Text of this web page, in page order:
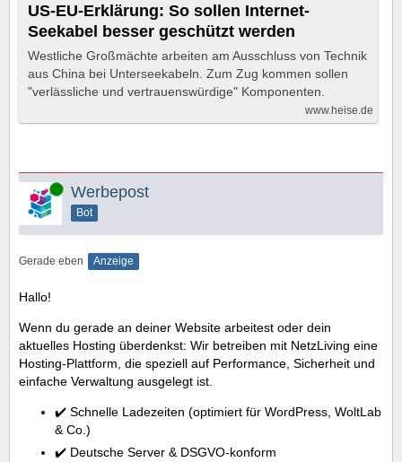
US-EU-Erklärung: So sollen Internet-
Seekabel besser geschützt werden
Westliche Großmächte arbeiten am Ausschluss von Technik
aus China bei Unterseekabeln. Zum Zug kommen sollen
"verlässliche und vertrauenswürdige" Komponenten.
www.heise.de
Online Werbepost
Bot
Gerade eben Anzeige
Hallo!
Wenn du gerade an deiner Website arbeitest oder dein
aktuelles Hosting überdenkst: Wir betreiben mit NetzLiving eine
Hosting-Plattform, die speziell auf Performance, Sicherheit und
einfache Verwaltung ausgelegt ist.
✔️ Schnelle Ladezeiten (optimiert für WordPress, WoltLab
& Co.)
✔️ Deutsche Server & DSGVO-konform